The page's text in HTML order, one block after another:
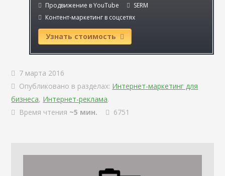
Продвижение в YouTube
SERM
Контент-маркетинг в соцсетях
Узнать стоимость
7 марта 2016
Опубликовано в разделах: Интернет-маркетинг для
бизнеса, Интернет-реклама.
Время чтения ~5 мин. 6751